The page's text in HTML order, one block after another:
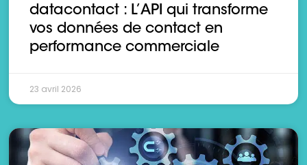
datacontact : L’API qui transforme
vos données de contact en
performance commerciale
23 avril 2026